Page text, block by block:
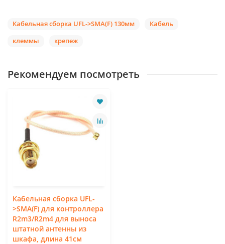
Кабельная сборка UFL->SMA(F) 130мм
Кабель
клеммы
крепеж
Рекомендуем посмотреть
Кабельная сборка UFL-
>SMA(F) для контроллера
R2m3/R2m4 для выноса
штатной антенны из
шкафа, длина 41см